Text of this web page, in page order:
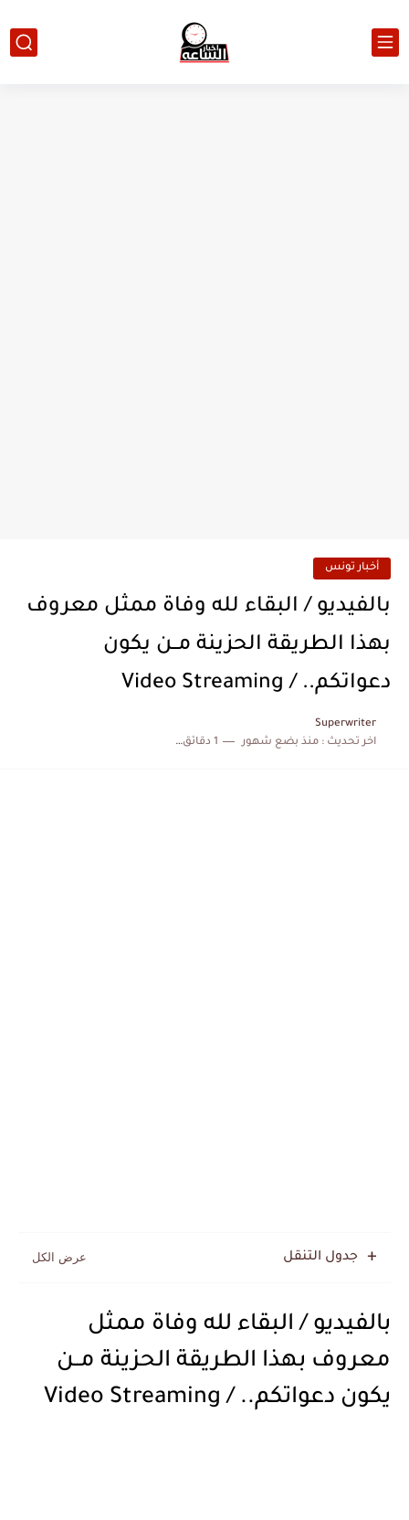
أخبار تونس
بالفيديو / البقاء لله وفاة ممثل معروف
بهذا الطريقة الحزينة مــن يكون
دعواتكم.. / Video Streaming
Superwriter
اخر تحديث :منذ بضع شهور 1 دقائق للقراءة
جدول التنقل
بالفيديو / البقاء لله وفاة ممثل
معروف بهذا الطريقة الحزينة مــن
يكون دعواتكم.. / Video Streaming